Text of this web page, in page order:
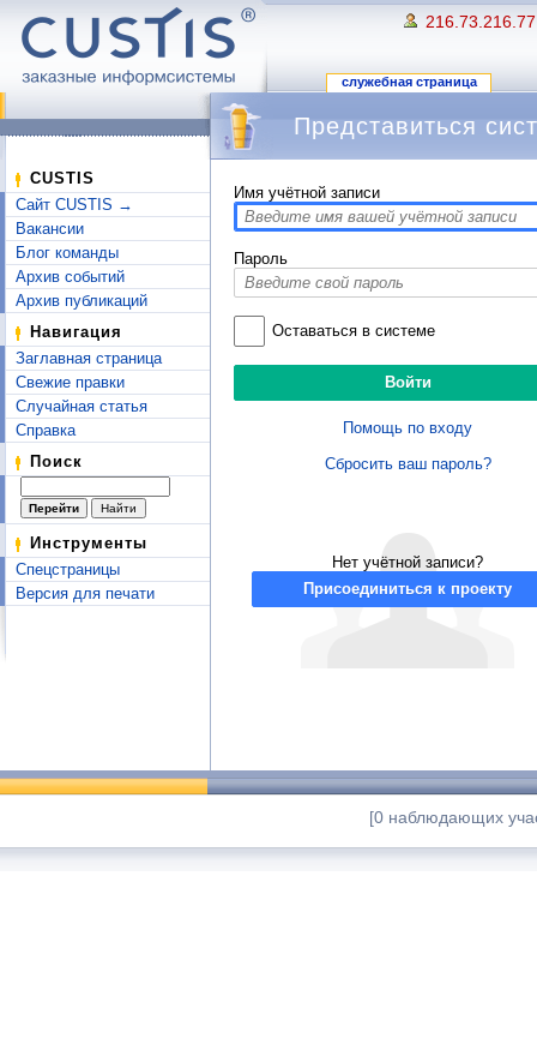
216.73.216.77
служебная страница
CUSTIS
Сайт CUSTIS →
Вакансии
Блог команды
Архив событий
Архив публикаций
Навигация
Заглавная страница
Свежие правки
Случайная статья
Справка
Поиск
Инструменты
Спецстраницы
Версия для печати
Представиться
Имя учётной записи
Пароль
Оставаться в системе
Помощь по входу
Сбросить ваш пароль?
Нет учётной записи?
Присоединиться к проекту
[0 наблюдающих